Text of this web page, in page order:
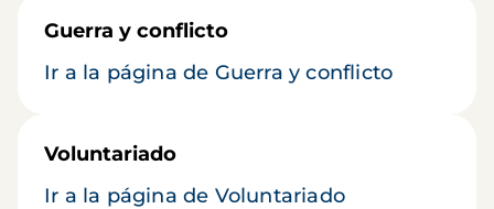
Guerra y conflicto
Ir a la página de Guerra y conflicto
Voluntariado
Ir a la página de Voluntariado